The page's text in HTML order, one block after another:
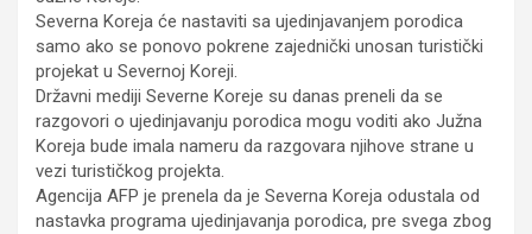
Severna Koreja će nastaviti sa ujedinjavanjem porodica
samo ako se ponovo pokrene zajednički unosan turistički
projekat u Severnoj Koreji.
Državni mediji Severne Koreje su danas preneli da se
razgovori o ujedinjavanju porodica mogu voditi ako Južna
Koreja bude imala nameru da razgovara njihove strane u
vezi turističkog projekta.
Agencija AFP je prenela da je Severna Koreja odustala od
nastavka programa ujedinjavanja porodica, pre svega zbog